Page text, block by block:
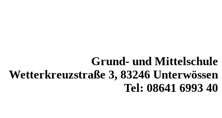
Grund- und Mittelschule
Wetterkreuzstraße 3, 83246 Unterwössen
Tel: 08641 6993 40